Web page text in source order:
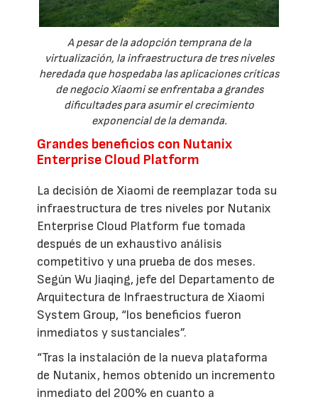
A pesar de la adopción temprana de la
virtualización, la infraestructura de tres niveles
heredada que hospedaba las aplicaciones críticas
de negocio Xiaomi se enfrentaba a grandes
dificultades para asumir el crecimiento
exponencial de la demanda.
Grandes beneficios con Nutanix
Enterprise Cloud Platform
La decisión de Xiaomi de reemplazar toda su
infraestructura de tres niveles por Nutanix
Enterprise Cloud Platform fue tomada
después de un exhaustivo análisis
competitivo y una prueba de dos meses.
Según Wu Jiaqing, jefe del Departamento de
Arquitectura de Infraestructura de Xiaomi
System Group, “los beneficios fueron
inmediatos y sustanciales”.
“Tras la instalación de la nueva plataforma
de Nutanix, hemos obtenido un incremento
inmediato del 200% en cuanto a